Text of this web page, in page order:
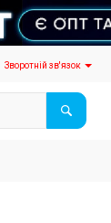
Зворотній зв'язок